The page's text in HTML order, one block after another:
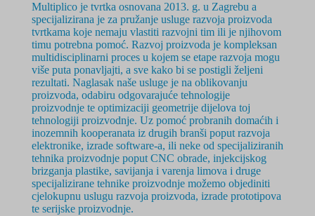
Multiplico je tvrtka osnovana 2013. g. u Zagrebu a
specijalizirana je za pružanje usluge razvoja proizvoda
tvrtkama koje nemaju vlastiti razvojni tim ili je njihovom
timu potrebna pomoć. Razvoj proizvoda je kompleksan
multidisciplinarni proces u kojem se etape razvoja mogu
više puta ponavljajti, a sve kako bi se postigli željeni
rezultati. Naglasak naše usluge je na oblikovanju
proizvoda, odabiru odgovarajuće tehnologije
proizvodnje te optimizaciji geometrije dijelova toj
tehnologiji proizvodnje. Uz pomoć probranih domaćih i
inozemnih kooperanata iz drugih branši poput razvoja
elektronike, izrade software-a, ili neke od specijaliziranih
tehnika proizvodnje poput CNC obrade, injekcijskog
brizganja plastike, savijanja i varenja limova i druge
specijalizirane tehnike proizvodnje možemo objediniti
cjelokupnu uslugu razvoja proizvoda, izrade prototipova
te serijske proizvodnje.